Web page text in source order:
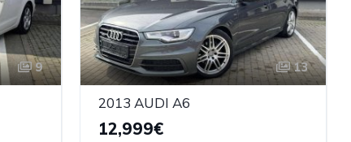
9 13
2013 AUDI A6
12,999€